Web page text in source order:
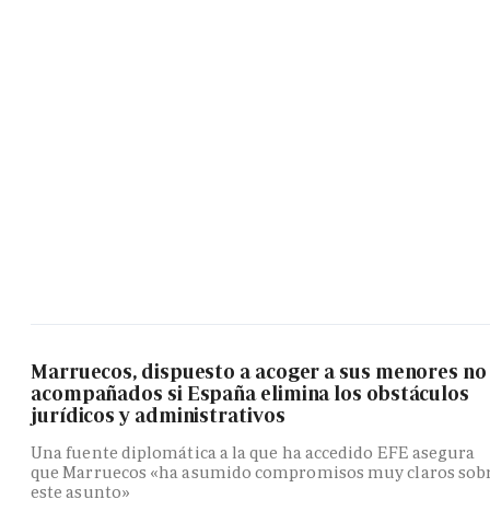
Marruecos, dispuesto a acoger a sus menores no
acompañados si España elimina los obstáculos
jurídicos y administrativos
Una fuente diplomática a la que ha accedido EFE asegura
que Marruecos «ha asumido compromisos muy claros
este asunto»